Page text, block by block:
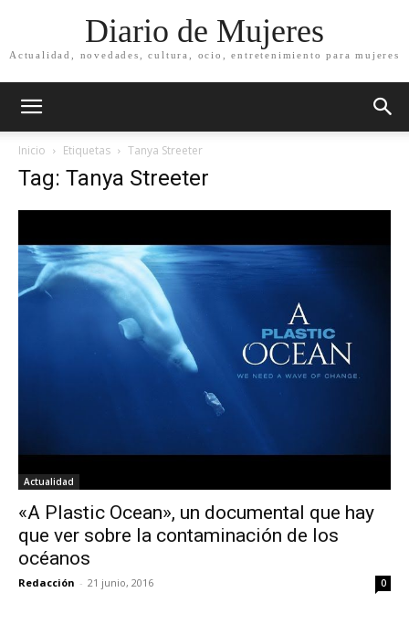
Diario de Mujeres
Actualidad, novedades, cultura, ocio, entretenimiento para mujeres
Inicio Etiquetas Tanya Streeter
Tag: Tanya Streeter
Actualidad
«A Plastic Ocean», un documental que hay
que ver sobre la contaminación de los
océanos
Redacción - 21 junio, 2016 0